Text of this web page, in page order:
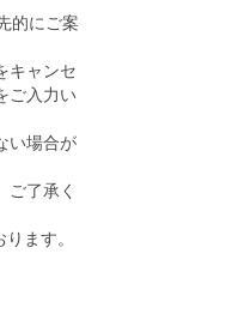
的にご案
キャンセ
ご入力い
い場合が
了承く
ます。